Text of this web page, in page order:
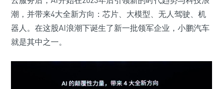
潮，并带来4大全新方向：芯片、大模型、无人驾驶、机
器人。在这股AI浪潮下诞生了新一批领军企业，小鹏汽车
就是其中之一。